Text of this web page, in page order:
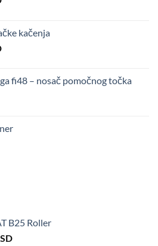
kačenja
fi48 – nosač pomočnog točka
B25 Roller